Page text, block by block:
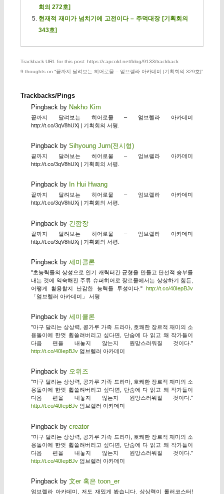
회의 272호]
현재적 재미가 넘치기에 고전이다 – 주먹대장 [기획회의
343호]
Trackback URL for this post: https://capcold.net/blog/9133/trackback
9 thoughts on “끝까지 달려보는 히어로물 – 엄브렐라 아카데미 [기획회의 329호]”
Trackbacks/Pings
Pingback by Nakho Kim
끝까지 달려보는 히어로물 – 엄브렐라 아카데미
http://t.co/3qV8hUXj | 기획회의 서평.
Pingback by Sihyoung Jurn(전시형)
끝까지 달려보는 히어로물 – 엄브렐라 아카데미
http://t.co/3qV8hUXj | 기획회의 서평.
Pingback by In Hui Hwang
끝까지 달려보는 히어로물 – 엄브렐라 아카데미
http://t.co/3qV8hUXj | 기획회의 서평.
Pingback by 긴깜장
끝까지 달려보는 히어로물 – 엄브렐라 아카데미
http://t.co/3qV8hUXj | 기획회의 서평.
Pingback by 세미콜론
"초능력들의 상성으로 인기 캐릭터간 균형을 만들고 단선적 승부를
내는 것에 익숙해진 주류 슈퍼히어로 장르물에서는 상상하기 힘든,
어떻게 활용할지 난감한 능력들 투성이다."http://t.co/40IepBJv
「엄브렐러 아카데미」 서평
Pingback by 세미콜론
"마구 달리는 상상력, 콩가루 가족 드라마, 호쾌한 장르적 재미의 소
용돌이에 한껏 휩쓸려버리고 싶다면, 단숨에 다 읽고 왜 작가들이
다음 편을 내놓지 않는지 원망스러워질 것이다."
http://t.co/40IepBJv엄브렐러 아카데미
Pingback by 오위즈
"마구 달리는 상상력, 콩가루 가족 드라마, 호쾌한 장르적 재미의 소
용돌이에 한껏 휩쓸려버리고 싶다면, 단숨에 다 읽고 왜 작가들이
다음 편을 내놓지 않는지 원망스러워질 것이다."
http://t.co/40IepBJv엄브렐러 아카데미
Pingback by creator
"마구 달리는 상상력, 콩가루 가족 드라마, 호쾌한 장르적 재미의 소
용돌이에 한껏 휩쓸려버리고 싶다면, 단숨에 다 읽고 왜 작가들이
다음 편을 내놓지 않는지 원망스러워질 것이다."
http://t.co/40IepBJv엄브렐러 아카데미
Pingback by 文er 혹은 toon_er
엄브렐라 아카데미, 저도 재밌게 봤습니다. 상상력이 롤러코스터!